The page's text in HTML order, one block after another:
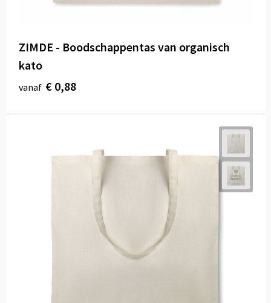
ZIMDE - Boodschappentas van organisch
kato
vanaf € 0,88